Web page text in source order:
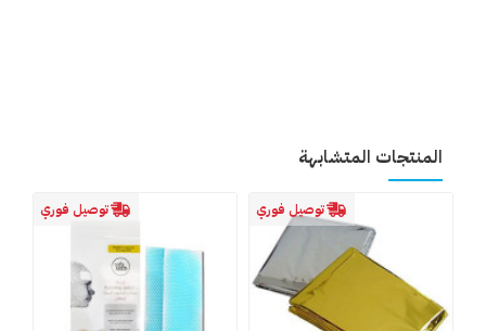
المنتجات المتشابهة
توصيل فوري توصيل فوري